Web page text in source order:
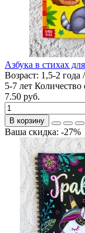
Азбука в стихах
Возраст: 1,5-2 года
5-7 лет Количество
7.50 руб.
В корзину
Ваша скидка: -27%